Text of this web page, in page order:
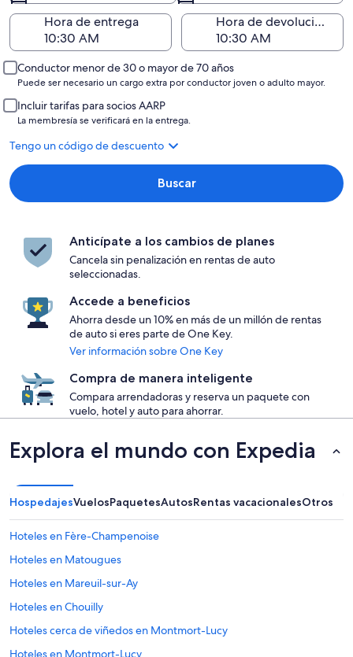
Hora de entrega
Hora de devolución
Conductor menor de 30 o mayor de 70 años
Puede ser necesario un cargo extra por conductor joven o adulto mayor.
Incluir tarifas para socios AARP
La membresía se verificará en la entrega.
Tengo un código de descuento
Buscar
Anticípate a los cambios de planes
Cancela sin penalización en rentas de auto
seleccionadas.
Accede a beneficios
Ahorra desde un 10% en más de un millón de rentas
de auto si eres parte de One Key.
Ver información sobre One Key
Compra de manera inteligente
Compara arrendadoras y reserva un paquete con
vuelo, hotel y auto para ahorrar.
Explora el mundo con Expedia
HospedajesVuelosPaquetesAutosRentas vacacionalesOtros
Hoteles en Fère-Champenoise
Hoteles en Matougues
Hoteles en Mareuil-sur-Ay
Hoteles en Chouilly
Hoteles cerca de viñedos en Montmort-Lucy
Hoteles en Montmort-Lucy